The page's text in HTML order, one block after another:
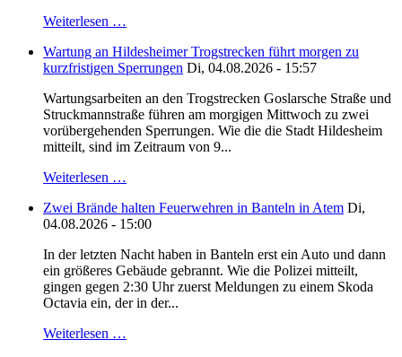
Weiterlesen …
Wartung an Hildesheimer Trogstrecken führt morgen zu
kurzfristigen Sperrungen Di, 04.08.2026 - 15:57
Wartungsarbeiten an den Trogstrecken Goslarsche Straße und
Struckmannstraße führen am morgigen Mittwoch zu zwei
vorübergehenden Sperrungen. Wie die die Stadt Hildesheim
mitteilt, sind im Zeitraum von 9...
Weiterlesen …
Zwei Brände halten Feuerwehren in Banteln in Atem Di,
04.08.2026 - 15:00
In der letzten Nacht haben in Banteln erst ein Auto und dann
ein größeres Gebäude gebrannt. Wie die Polizei mitteilt,
gingen gegen 2:30 Uhr zuerst Meldungen zu einem Skoda
Octavia ein, der in der...
Weiterlesen …